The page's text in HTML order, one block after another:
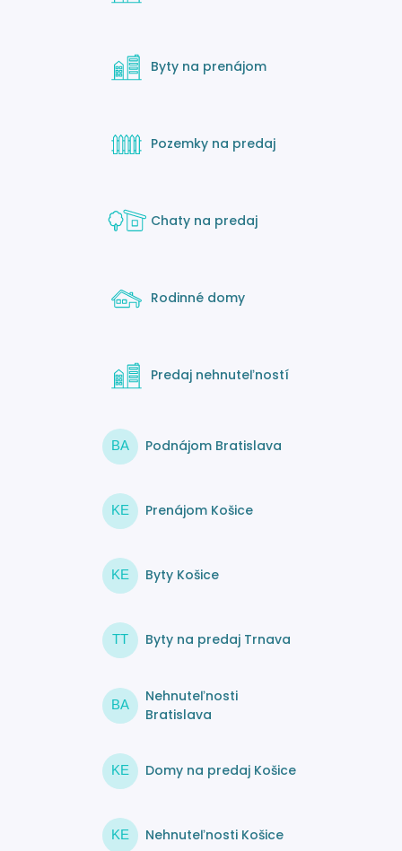
Byty na prenájom
Pozemky na predaj
Chaty na predaj
Rodinné domy
Predaj nehnuteľností
BA Podnájom Bratislava
KE Prenájom Košice
KE Byty Košice
TT Byty na predaj Trnava
BA
Nehnuteľnosti
Bratislava
KE Domy na predaj Košice
KE Nehnuteľnosti Košice